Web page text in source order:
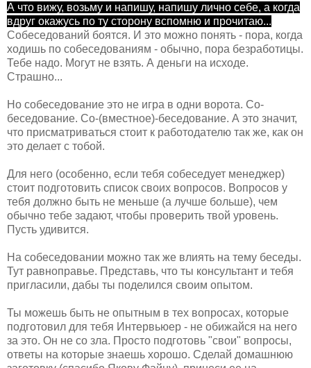
А что вижу, возьму и напишу, напишу лично себе, а когда
вдруг окажусь по ту сторону вспомню и прочитаю...
Собеседований боятся. И это можно понять - пора, когда
ходишь по собеседованиям - обычно, пора безработицы.
Тебе надо. Могут не взять. А деньги на исходе.
Страшно...
Но собеседование это не игра в одни ворота. Со-
беседование. Со-(вместное)-беседование. А это значит,
что присматриваться стоит к работодателю так же, как он
это делает с тобой.
Для него (особенно, если тебя собеседует менеджер)
стоит подготовить список своих вопросов. Вопросов у
тебя должно быть не меньше (а лучше больше), чем
обычно тебе задают, чтобы проверить твой уровень.
Пусть удивится.
На собеседовании можно так же влиять на тему беседы.
Тут равноправье. Представь, что ты консультант и тебя
пригласили, дабы ты поделился своим опытом.
Ты можешь быть не опытным в тех вопросах, которые
подготовил для тебя Интервьюер - не обижайся на него
за это. Он не со зла. Просто подготовь "свои" вопросы,
ответы на которые знаешь хорошо. Сделай домашнюю